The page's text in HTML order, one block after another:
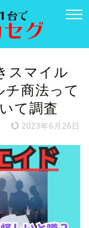
スマイル
チ商法って
て調査
2023年6月26日